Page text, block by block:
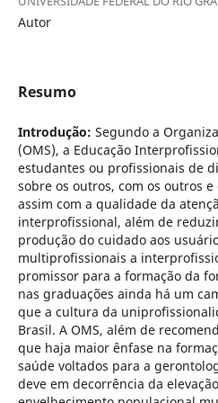
Autor
Resumo
Introdução: Segundo a
(OMS), a Educação
estudantes ou profissionais de
sobre os outros, com os outros
assim com a qualidade da
interprofissional, além de
produção do cuidado aos
multiprofissionais a
promissor para a formação da
nas graduações ainda há um
que a cultura da
Brasil. A OMS, além de
que haja maior ênfase na
saúde voltados para a
deve em decorrência da